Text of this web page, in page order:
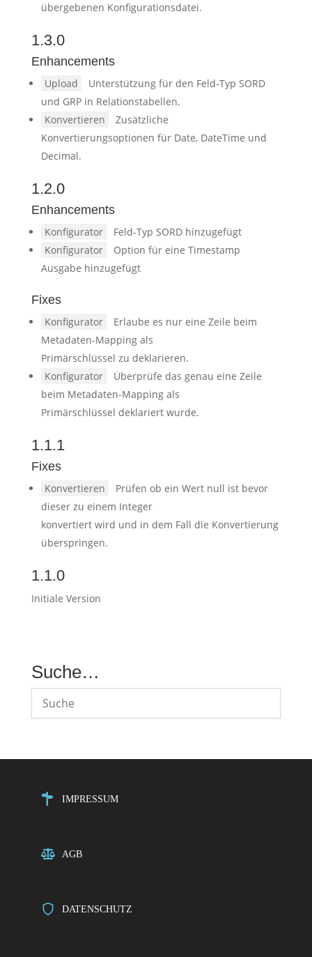
übergebenen Konfigurationsdatei.
1.3.0
Enhancements
Upload
Unterstützung für den Feld-Typ SORD
und GRP in Relationstabellen.
Konvertieren
Zusätzliche
Konvertierungsoptionen für Date, DateTime und
Decimal.
1.2.0
Enhancements
Konfigurator
Feld-Typ SORD hinzugefügt
Konfigurator
Option für eine Timestamp
Ausgabe hinzugefügt
Fixes
Konfigurator
Erlaube es nur eine Zeile beim
Metadaten-Mapping als
Primärschlüssel zu deklarieren.
Konfigurator
Überprüfe das genau eine Zeile
beim Metadaten-Mapping als
Primärschlüssel deklariert wurde.
1.1.1
Fixes
Konvertieren
Prüfen ob ein Wert null ist bevor
dieser zu einem Integer
konvertiert wird und in dem Fall die Konvertierung
überspringen.
1.1.0
Initiale Version
Suche…
IMPRESSUM
AGB
DATENSCHUTZ